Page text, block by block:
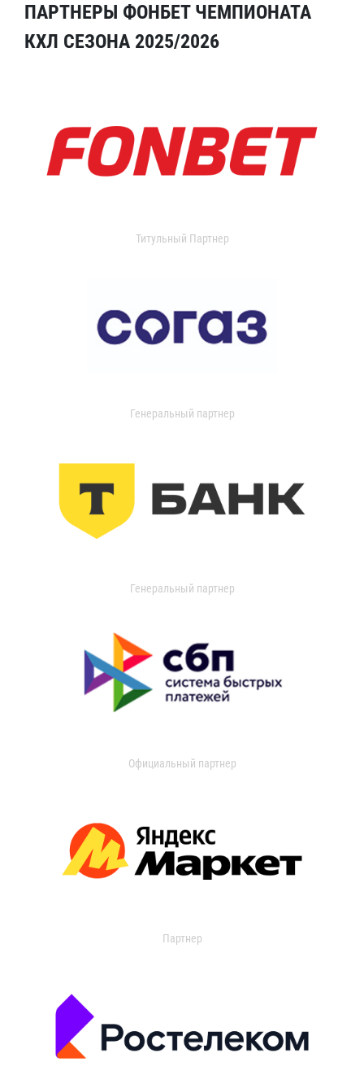
ПАРТНЕРЫ ФОНБЕТ ЧЕМПИОНАТА
КХЛ СЕЗОНА 2025/2026
Титульный Партнер
Генеральный партнер
Генеральный партнер
Официальный партнер
Партнер